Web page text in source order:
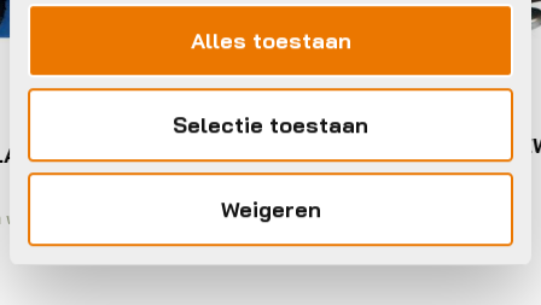
Alles toestaan
Selectie toestaan
Weigeren
€6,95
Op voorraad in winkel